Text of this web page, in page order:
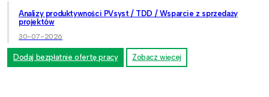
Analizy produktywności PVsyst / TDD / Wsparcie z sprzedaży
projektów
30-07-2026
Dodaj bezpłatnie ofertę pracy Zobacz więcej